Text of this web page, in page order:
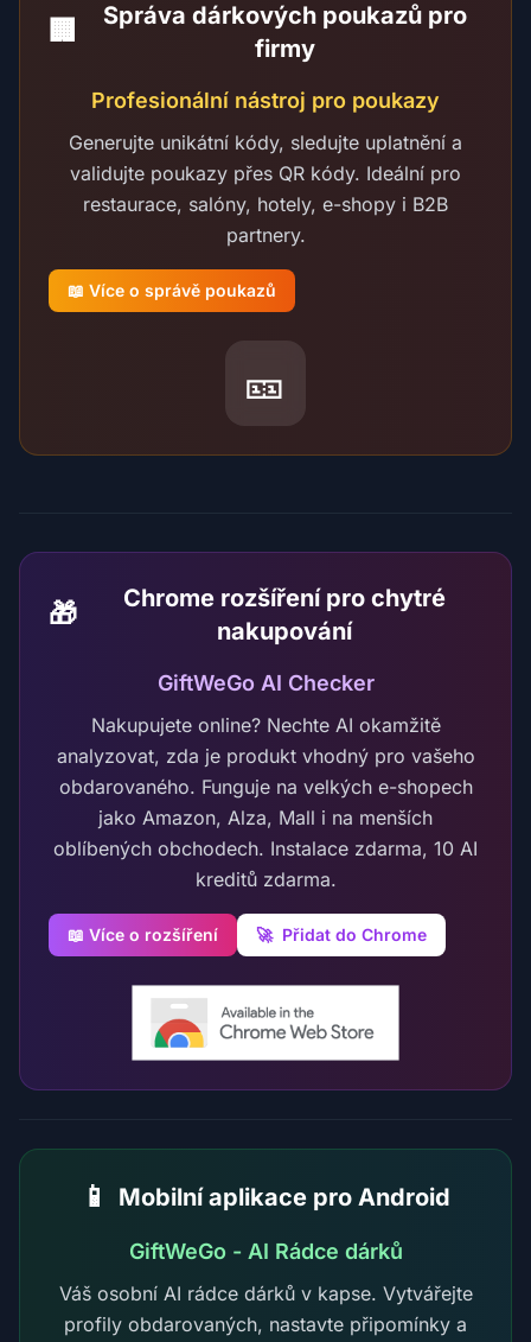
🏢
Správa dárkových poukazů pro
firmy
Profesionální nástroj pro poukazy
Generujte unikátní kódy, sledujte uplatnění a
validujte poukazy přes QR kódy. Ideální pro
restaurace, salóny, hotely, e-shopy i B2B
partnery.
📖 Více o správě poukazů
🎫
🎁
Chrome rozšíření pro chytré
nakupování
GiftWeGo AI Checker
Nakupujete online? Nechte AI okamžitě
analyzovat, zda je produkt vhodný pro vašeho
obdarovaného. Funguje na velkých e-shopech
jako Amazon, Alza, Mall i na menších
oblíbených obchodech. Instalace zdarma, 10 AI
kreditů zdarma.
📖 Více o rozšíření 🚀 Přidat do Chrome
📱 Mobilní aplikace pro Android
GiftWeGo - AI Rádce dárků
Váš osobní AI rádce dárků v kapse. Vytvářejte
profily obdarovaných, nastavte připomínky a